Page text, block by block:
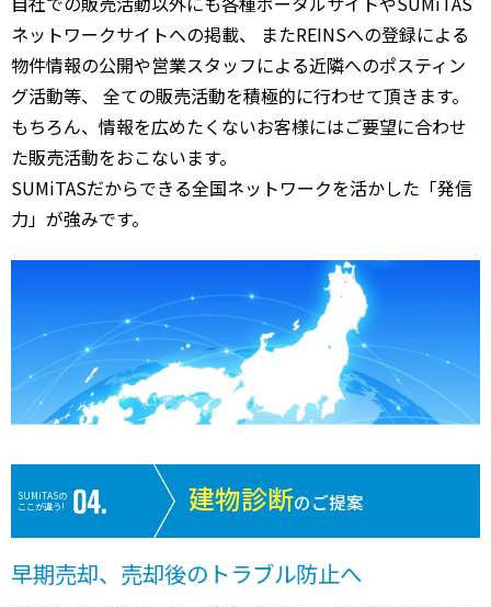
ネットワークサイトへの掲載、 またREINSへの登録による
物件情報の公開や営業スタッフによる近隣へのポスティン
グ活動等、 全ての販売活動を積極的に行わせて頂きます。
もちろん、情報を広めたくないお客様にはご要望に合わせ
た販売活動をおこないます。
SUMiTASだからできる全国ネットワークを活かした「発信
力」が強みです。
SUMiTASの
ここが違う!
建物診断のご提案
早期売却、売却後のトラブル防止へ